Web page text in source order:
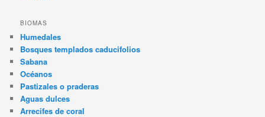
BIOMAS
Humedales
Bosques templados caducifolios
Sabana
Océanos
Pastizales o praderas
Aguas dulces
Arrecifes de coral